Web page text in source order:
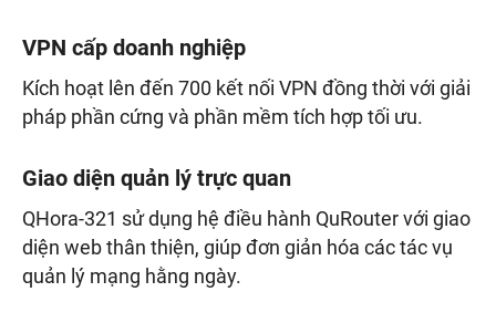
VPN cấp doanh nghiệp
Kích hoạt lên đến 700 kết nối VPN đồng thời với giải
pháp phần cứng và phần mềm tích hợp tối ưu.
Giao diện quản lý trực quan
QHora-321 sử dụng hệ điều hành QuRouter với giao
diện web thân thiện, giúp đơn giản hóa các tác vụ
quản lý mạng hằng ngày.